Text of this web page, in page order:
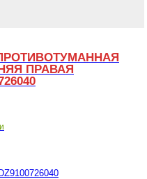
ПРАВАЯ
DZ9100726040